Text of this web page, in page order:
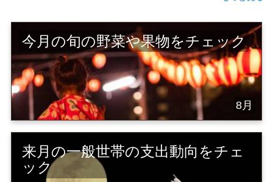
今月の旬の野菜や果物をチェック
8月
来月の一般世帯の支出動向をチェ
ック